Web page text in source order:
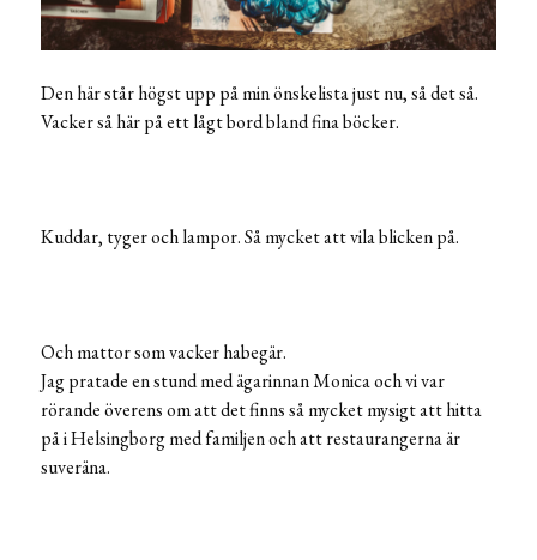
Den här står högst upp på min önskelista just nu, så det så.
Vacker så här på ett lågt bord bland fina böcker.
Kuddar, tyger och lampor. Så mycket att vila blicken på.
Och mattor som vacker habegär.
Jag pratade en stund med ägarinnan Monica och vi var
rörande överens om att det finns så mycket mysigt att hitta
på i Helsingborg med familjen och att restaurangerna är
suveräna.